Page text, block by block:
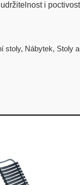
i
stoly, Nábytek, Stoly